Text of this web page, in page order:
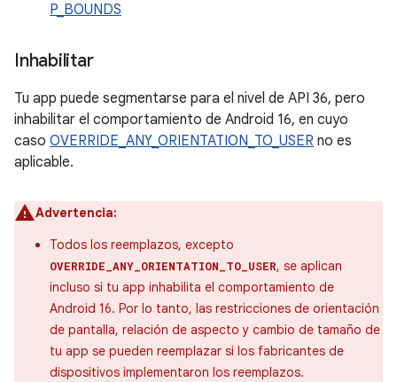
P_BOUNDS
Inhabilitar
Tu app puede segmentarse para el nivel de API 36, pero
inhabilitar el comportamiento de Android 16, en cuyo
caso OVERRIDE_ANY_ORIENTATION_TO_USER no es
aplicable.
Advertencia:
Todos los reemplazos, excepto
OVERRIDE_ANY_ORIENTATION_TO_USER, se aplican
incluso si tu app inhabilita el comportamiento de
Android 16. Por lo tanto, las restricciones de orientación
de pantalla, relación de aspecto y cambio de tamaño de
tu app se pueden reemplazar si los fabricantes de
dispositivos implementaron los reemplazos.